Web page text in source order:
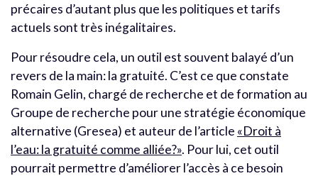
précaires d’autant plus que les politiques et tarifs
actuels sont très inégalitaires.
Pour résoudre cela, un outil est souvent balayé d’un
revers de la main: la gratuité. C’est ce que constate
Romain Gelin, chargé de recherche et de formation au
Groupe de recherche pour une stratégie économique
alternative (Gresea) et auteur de l’article «Droit à
l’eau: la gratuité comme alliée?». Pour lui, cet outil
pourrait permettre d’améliorer l’accès à ce besoin